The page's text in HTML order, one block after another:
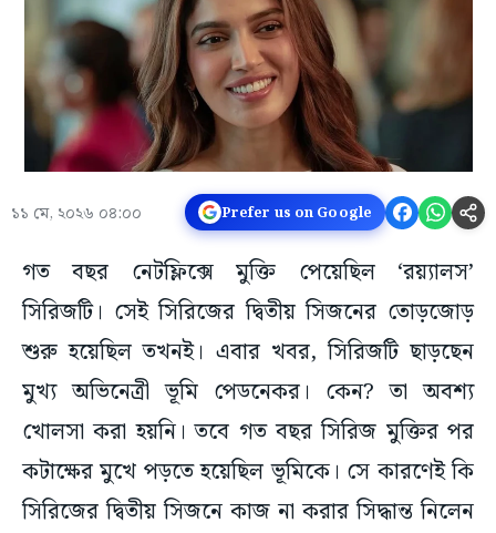
১১ মে, ২০২৬ ০৪:০০ Prefer us on Google
গত বছর নেটফ্লিক্সে মুক্তি পেয়েছিল ‘রয়্যালস’
সিরিজটি। সেই সিরিজের দ্বিতীয় সিজনের তোড়জোড়
শুরু হয়েছিল তখনই। এবার খবর, সিরিজটি ছাড়ছেন
মুখ্য অভিনেত্রী ভূমি পেডনেকর। কেন? তা অবশ্য
খোলসা করা হয়নি। তবে গত বছর সিরিজ মুক্তির পর
কটাক্ষের মুখে পড়তে হয়েছিল ভূমিকে। সে কারণেই কি
সিরিজের দ্বিতীয় সিজনে কাজ না করার সিদ্ধান্ত নিলেন